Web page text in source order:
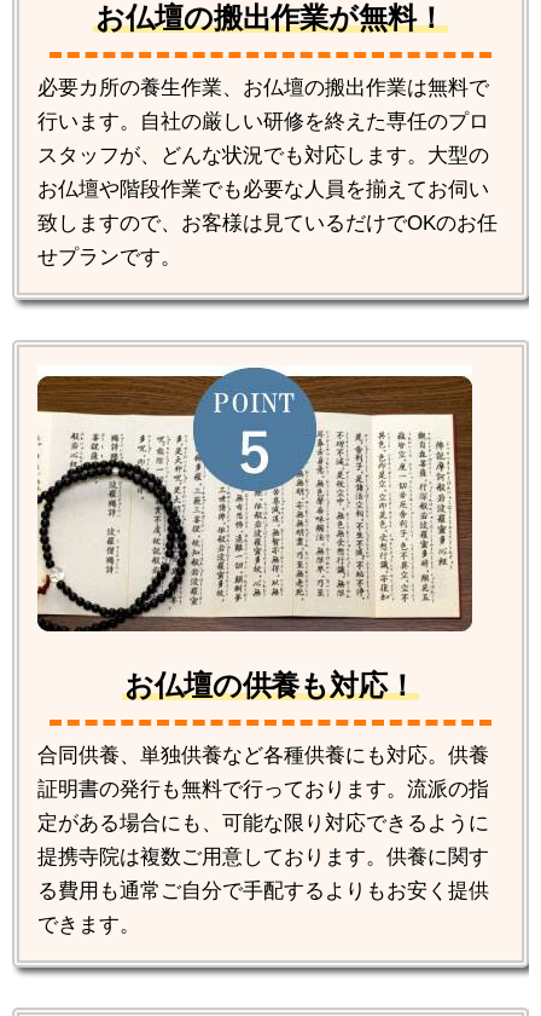
お仏壇の搬出作業が無料！
必要カ所の養生作業、お仏壇の搬出作業は無料で
行います。自社の厳しい研修を終えた専任のプロ
スタッフが、どんな状況でも対応します。大型の
お仏壇や階段作業でも必要な人員を揃えてお伺い
致しますので、お客様は見ているだけでOKのお任
せプランです。
お仏壇の供養も対応！
合同供養、単独供養など各種供養にも対応。供養
証明書の発行も無料で行っております。流派の指
定がある場合にも、可能な限り対応できるように
提携寺院は複数ご用意しております。供養に関す
る費用も通常ご自分で手配するよりもお安く提供
できます。